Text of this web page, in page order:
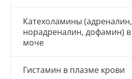
Катехоламины (адреналин,
норадреналин, дофамин) в
моче
Гистамин в плазме крови